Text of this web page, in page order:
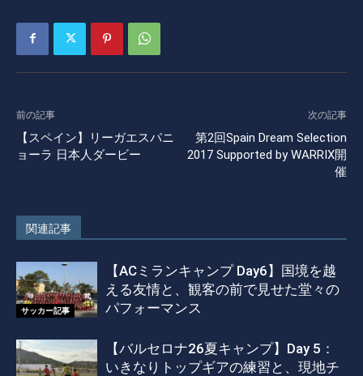
前の記事
【スペイン】リーガエスパニ
ョーラ 日本人ダービー
次の記事
第2回Spain Dream Selection
2017 Supported by WARRIX開
催
関連記事
サッカー記事
【ACミランキャンプ Day6】国境を越
える友情と、観客の前で見せた堂々の
パフォーマンス
【バルセロナ26夏キャンプ】Day 5：
いきなりトップギアの練習と、現地チ